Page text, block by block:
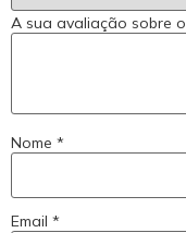
A sua avaliação sobre
Nome *
Email *